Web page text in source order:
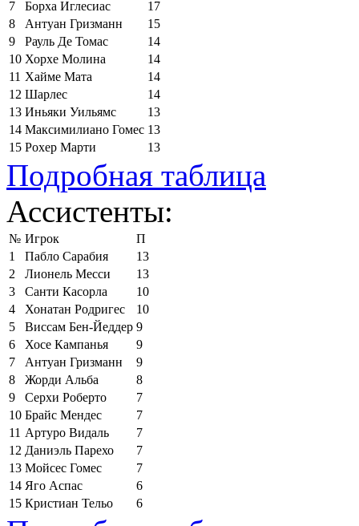
7
Борха Иглесиас
17
8
Антуан Гризманн
15
9
Рауль Де Томас
14
10 Хорхе Молина
14
11 Хайме Мата
14
12 Шарлес
14
13 Иньяки Уильямс
13
14 Максимилиано Гомес 13
15 Рохер Марти 13
Подробная таблица
Ассистенты:
№ Игрок
П
1
Пабло Сарабия
13
2
Лионель Месси
13
3
Санти Касорла
10
4
Хонатан Родригес
10
5
Виссам Бен-Йеддер 9
6
Хосе Кампанья
9
7
Антуан Гризманн
9
8
Жорди Альба
8
9
Серхи Роберто
7
10 Брайс Мендес
7
11 Артуро Видаль
7
12 Даниэль Парехо
7
13 Мойсес Гомес
7
14 Яго Аспас
6
15 Кристиан Тельо 6